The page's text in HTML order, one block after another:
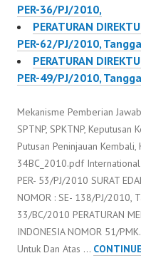
PER-36/PJ/2010,
PERATURAN
PER-62/PJ/2010,
PERATURAN
PER-49/PJ/2010,
Mekanisme Pemberian
SPTNP, SPKTNP, Keputusan
Putusan Peninjauan
34BC_2010.pdf
PER- 53/PJ/2010 SURAT
NOMOR : SE- 138/PJ/2010,
33/BC/2010 PERATURAN
INDONESIA NOMOR 51/
Untuk Dan Atas …